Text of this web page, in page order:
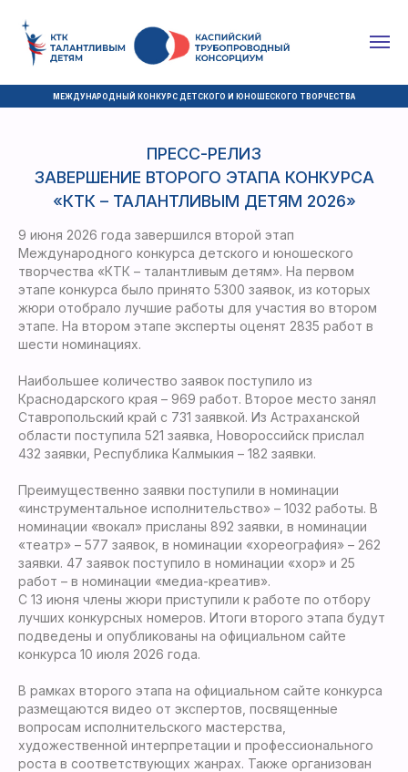
МЕЖДУНАРОДНЫЙ КОНКУРС ДЕТСКОГО И ЮНОШЕСКОГО ТВОРЧЕСТВА
ПРЕСС-РЕЛИЗ
ЗАВЕРШЕНИЕ ВТОРОГО ЭТАПА КОНКУРСА
«КТК – ТАЛАНТЛИВЫМ ДЕТЯМ 2026»
9 июня 2026 года завершился второй этап
Международного конкурса детского и юношеского
творчества «КТК – талантливым детям». На первом
этапе конкурса было принято 5300 заявок, из которых
жюри отобрало лучшие работы для участия во втором
этапе. На втором этапе эксперты оценят 2835 работ в
шести номинациях.
Наибольшее количество заявок поступило из
Краснодарского края – 969 работ. Второе место занял
Ставропольский край с 731 заявкой. Из Астраханской
области поступила 521 заявка, Новороссийск прислал
432 заявки, Республика Калмыкия – 182 заявки.
Преимущественно заявки поступили в номинации
«инструментальное исполнительство» – 1032 работы. В
номинации «вокал» присланы 892 заявки, в номинации
«театр» – 577 заявок, в номинации «хореография» – 262
заявки. 47 заявок поступило в номинации «хор» и 25
работ – в номинации «медиа-креатив».
С 13 июня члены жюри приступили к работе по отбору
лучших конкурсных номеров. Итоги второго этапа будут
подведены и опубликованы на официальном сайте
конкурса 10 июля 2026 года.
В рамках второго этапа на официальном сайте конкурса
размещаются видео от экспертов, посвященные
вопросам исполнительского мастерства,
художественной интерпретации и профессионального
роста в соответствующих жанрах. Также организован